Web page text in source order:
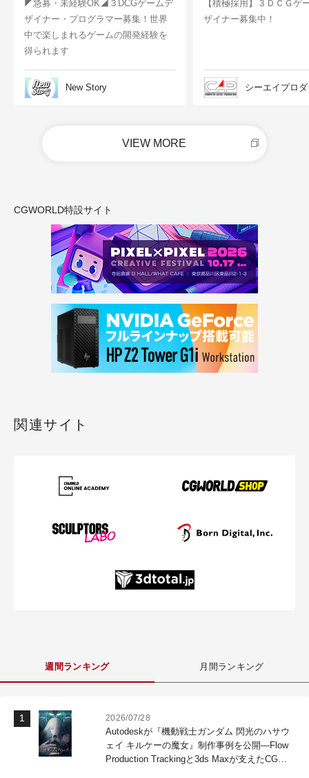
◤急募・未経験OK◢３DCGゲームデ
ザイナー・プログラマー募集！世界
中で楽しまれるゲームの開発経験を
得られます
New Story
【積極採用】３ＤＣＧゲ
ザイナー募集中！
シーエイプロ
VIEW MORE
CGWORLD特設サイト
関連サイト
週間ランキング 月間ランキング
2026/07/28
Autodeskが『機動戦士ガンダム 閃光のハサウ
ェイ キルケーの魔女』制作事例を公開―Flow
Production Trackingと3ds Maxが支えたCG制